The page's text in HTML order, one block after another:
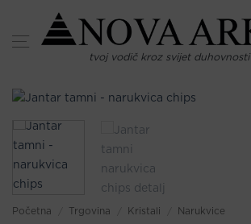
content
tvoj vodič kroz svijet duhovnosti
Početna Trgovina Kristali Narukvice